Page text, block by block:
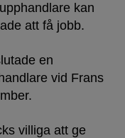
kan
att få jobb.
en
vid Frans
villiga att ge